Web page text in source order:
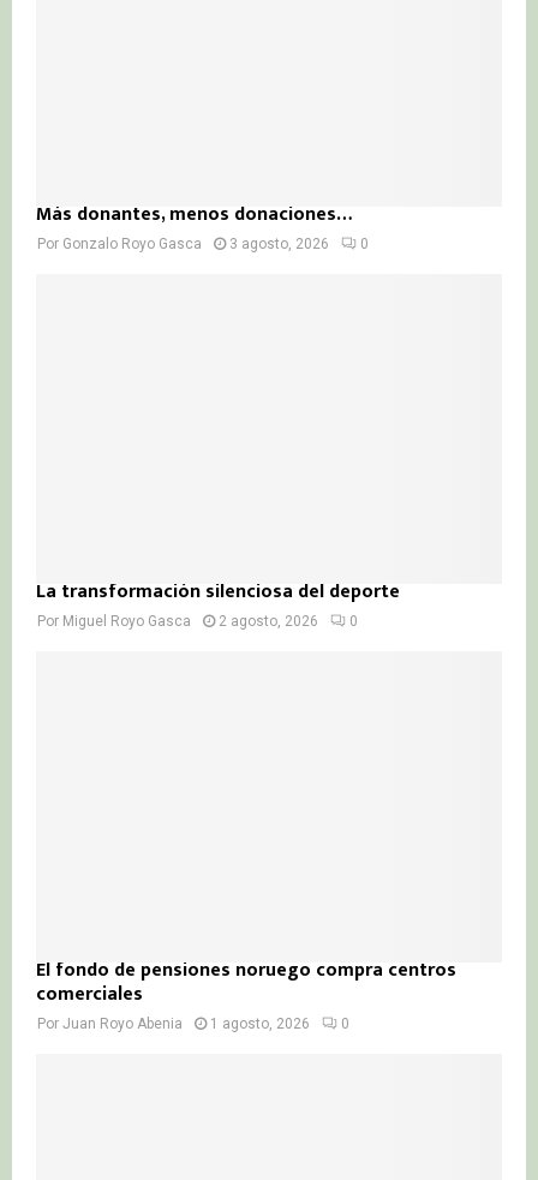
Más donantes, menos donaciones…
Por Gonzalo Royo Gasca 3 agosto, 2026 0
La transformación silenciosa del deporte
Por Miguel Royo Gasca 2 agosto, 2026 0
El fondo de pensiones noruego compra centros
comerciales
Por Juan Royo Abenia 1 agosto, 2026 0